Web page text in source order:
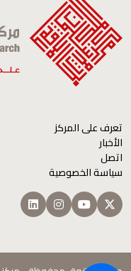
تعرف على المركز
الأخبار
اتصل
سياسة الخصوصية